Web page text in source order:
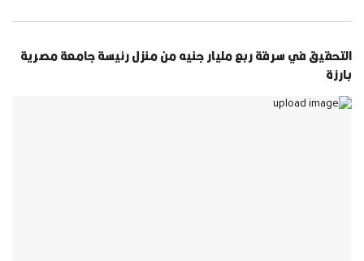
التحقيق في سرقة ربع مليار جنيه من منزل رئيسة جامعة مصرية
بارزة